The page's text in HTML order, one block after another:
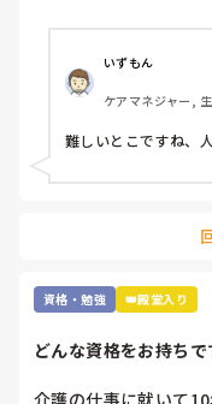
介護福祉士を軽んじ
別合格についてどう思
いずもん
ケアマネジャー,
難しいとこですね、
資格・勉強 👑殿堂入り
どんな資格をお持ちで
介護の仕事に就いて